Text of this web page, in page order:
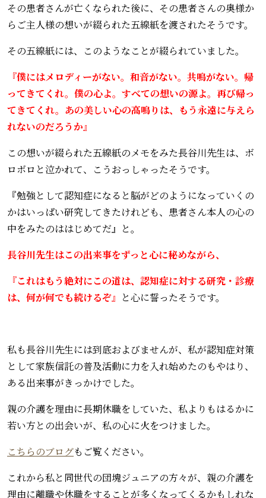
その患者さんが亡くなられた後に、その患者さんの奥様か
らご主人様の想いが綴られた五線紙を渡されたそうです。
その五線紙には、このようなことが綴られていました。
『僕にはメロディーがない。和音がない。共鳴がない。帰
ってきてくれ。僕の心よ。すべての想いの源よ。再び帰っ
てきてくれ。あの美しい心の高鳴りは、もう永遠に与えら
れないのだろうか』
この想いが綴られた五線紙のメモをみた長谷川先生は、ボ
ロボロと泣かれて、こうおっしゃったそうです。
『勉強として認知症になると脳がどのようになっていくの
かはいっぱい研究してきたけれども、患者さん本人の心の
中をみたのははじめてだ』と。
長谷川先生はこの出来事をずっと心に秘めながら、
『これはもう絶対にこの道は、認知症に対する研究・診療
は、何が何でも続けるぞ』 と心に誓ったそうです。
私も長谷川先生には到底およびませんが、私が認知症対策
として家族信託の普及活動に力を入れ始めたのもやはり、
ある出来事がきっかけでした。
親の介護を理由に長期休職をしていた、私よりもはるかに
若い方との出会いが、私の心に火をつけました。
こちらのブログもご覧ください。
これから私と同世代の団塊ジュニアの方々が、親の介護を
理由に離職や休職をすることが多くなってくるかもしれな